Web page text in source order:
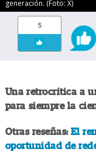
generación. (Foto: X)
5
Una retrocrítica a
para siempre la
Otras reseñas:El
oportunidad de